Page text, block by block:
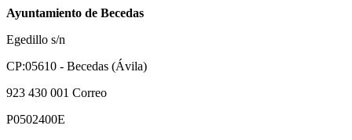
Ayuntamiento de Becedas
Egedillo s/n
CP:05610 - Becedas (Ávila)
923 430 001 Correo
P0502400E